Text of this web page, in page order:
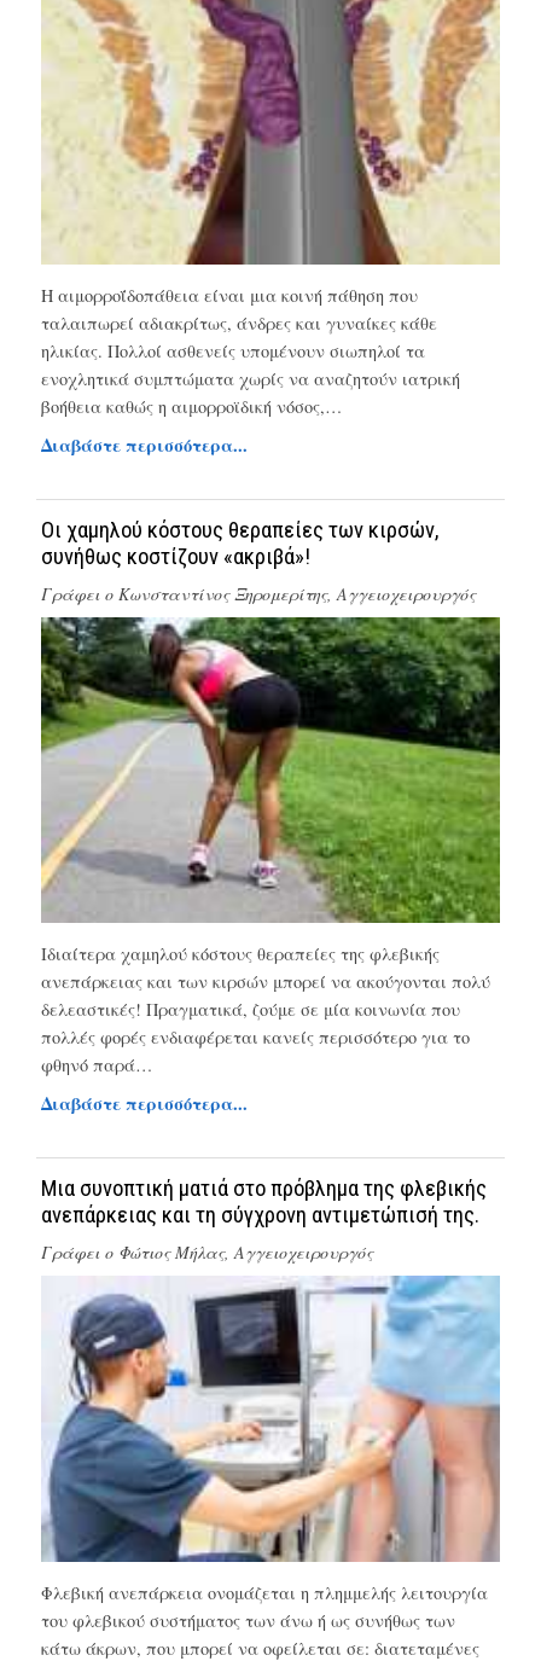
Η αιμορροΐδοπάθεια είναι μια κοινή πάθηση που
ταλαιπωρεί αδιακρίτως, άνδρες και γυναίκες κάθε
ηλικίας. Πολλοί ασθενείς υπομένουν σιωπηλοί τα
ενοχλητικά συμπτώματα χωρίς να αναζητούν ιατρική
βοήθεια καθώς η αιμορροϊδική νόσος,…
Διαβάστε περισσότερα...
Οι χαμηλού κόστους θεραπείες των κιρσών,
συνήθως κοστίζουν «ακριβά»!
Γράφει οΚωνσταντίνος Ξηρομερίτης, Αγγειοχειρουργός
Ιδιαίτερα χαμηλού κόστους θεραπείες της φλεβικής
ανεπάρκειας και των κιρσών μπορεί να ακούγονται πολύ
δελεαστικές! Πραγματικά, ζούμε σε μία κοινωνία που
πολλές φορές ενδιαφέρεται κανείς περισσότερο για το
φθηνό παρά…
Διαβάστε περισσότερα...
Μια συνοπτική ματιά στο πρόβλημα της φλεβικής
ανεπάρκειας και τη σύγχρονη αντιμετώπισή της.
Γράφει ο Φώτιος Μήλας, Αγγειοχειρουργός
Φλεβική ανεπάρκεια ονομάζεται η πλημμελής λειτουργία
του φλεβικού συστήματος των άνω ή ως συνήθως των
κάτω άκρων, που μπορεί να οφείλεται σε: διατεταμένες